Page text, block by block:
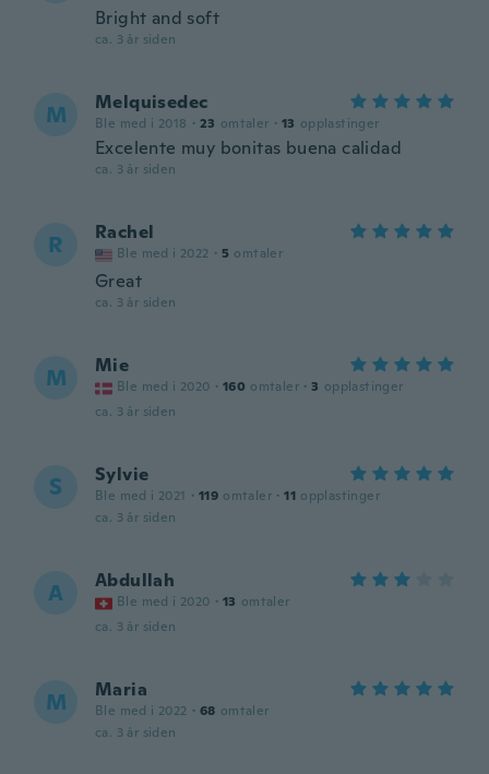
Bright and soft
ca. 3 år siden
M Melquisedec
Ble med i 2018 · 23 omtaler · 13 opplastinger
Excelente muy bonitas buena calidad
ca. 3 år siden
R Rachel
Ble med i 2022 · 5 omtaler
Great
ca. 3 år siden
M Mie
Ble med i 2020 · 160 omtaler · 3 opplastinger
ca. 3 år siden
S Sylvie
Ble med i 2021 · 119 omtaler · 11 opplastinger
ca. 3 år siden
A Abdullah
Ble med i 2020 · 13 omtaler
ca. 3 år siden
M Maria
Ble med i 2022 · 68 omtaler
ca. 3 år siden